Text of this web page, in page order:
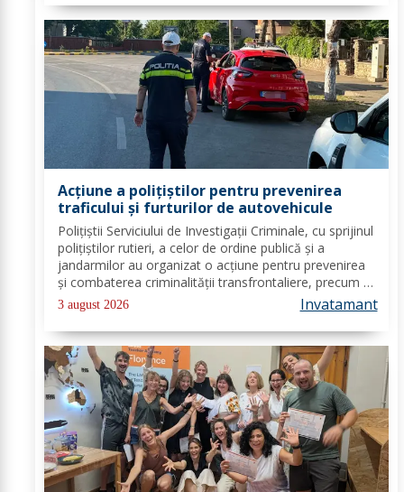
Acțiune a polițiștilor pentru prevenirea
traficului și furturilor de autovehicule
Polițiștii Serviciului de Investigații Criminale, cu sprijinul
polițiștilor rutieri, a celor de ordine publică și a
jandarmilor au organizat o acțiune pentru prevenirea
și combaterea criminalității transfrontaliere, precum și
pentru combaterea traficului și furturilor de
autovehicule, pe raza...
3 august 2026 Invatamant